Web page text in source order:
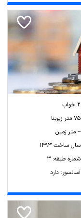
2 خواب
75 متر زیربنا
-- متر زمین
سال ساخت 1393
شماره طبقه: 3
آسانسور: دارد